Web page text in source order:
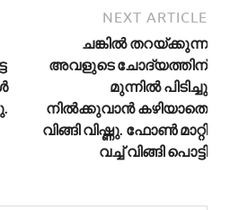
NEXT ARTICLE
ചങ്കിൽ തറയ്ക്കുന്ന
അവളുടെ ചോദ്യത്തിന്
മുന്നിൽ പിടിച്ചു
നിൽക്കുവാൻ കഴിയാതെ
വിങ്ങി വിഷ്ണു. ഫോൺ മാറ്റി
വച്ച് വിങ്ങി പൊട്ടി